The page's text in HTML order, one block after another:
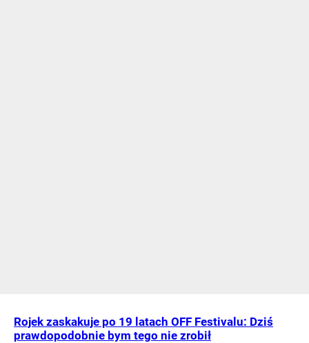
Rojek zaskakuje po 19 latach OFF Festivalu: Dziś
prawdopodobnie bym tego nie zrobił